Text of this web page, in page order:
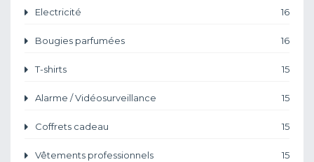
Electricité 16
Bougies parfumées 16
T-shirts 15
Alarme / Vidéosurveillance 15
Coffrets cadeau 15
Vêtements professionnels 15